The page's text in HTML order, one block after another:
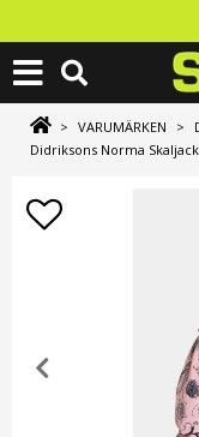
> VARUMÄRKEN >
Didriksons Norma